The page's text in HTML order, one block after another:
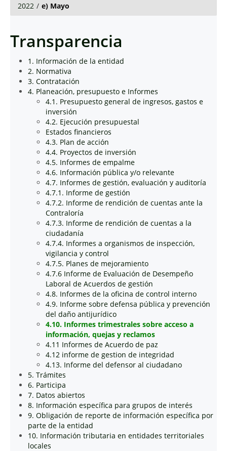
2022 / e) Mayo
Transparencia
1. Información de la entidad
2. Normativa
3. Contratación
4. Planeación, presupuesto e Informes
4.1. Presupuesto general de ingresos, gastos e
inversión
4.2. Ejecución presupuestal
Estados financieros
4.3. Plan de acción
4.4. Proyectos de inversión
4.5. Informes de empalme
4.6. Información pública y/o relevante
4.7. Informes de gestión, evaluación y auditoría
4.7.1. Informe de gestión
4.7.2. Informe de rendición de cuentas ante la
Contraloría
4.7.3. Informe de rendición de cuentas a la
ciudadanía
4.7.4. Informes a organismos de inspección,
vigilancia y control
4.7.5. Planes de mejoramiento
4.7.6 Informe de Evaluación de Desempeño
Laboral de Acuerdos de gestión
4.8. Informes de la oficina de control interno
4.9. Informe sobre defensa pública y prevención
del daño antijurídico
4.10. Informes trimestrales sobre acceso a
información, quejas y reclamos
4.11 Informes de Acuerdo de paz
4.12 informe de gestion de integridad
4.13. Informe del defensor al ciudadano
5. Trámites
6. Participa
7. Datos abiertos
8. Información específica para grupos de interés
9. Obligación de reporte de información específica por
parte de la entidad
10. Información tributaria en entidades territoriales
locales